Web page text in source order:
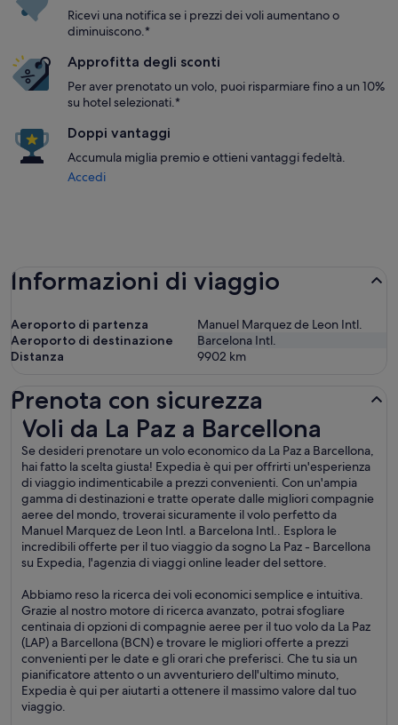
Ricevi una notifica se i prezzi dei voli aumentano o
diminuiscono.*
Approfitta degli sconti
Per aver prenotato un volo, puoi risparmiare fino a un 10%
su hotel selezionati.*
Doppi vantaggi
Accumula miglia premio e ottieni vantaggi fedeltà.
Accedi
Informazioni di viaggio
Aeroporto di partenza
Manuel Marquez de Leon Intl.
Aeroporto di destinazione
Barcelona Intl.
Distanza
9902 km
Prenota con sicurezza
Voli da La Paz a Barcellona
Se desideri prenotare un volo economico da La Paz a Barcellona,
hai fatto la scelta giusta! Expedia è qui per offrirti un'esperienza
di viaggio indimenticabile a prezzi convenienti. Con un'ampia
gamma di destinazioni e tratte operate dalle migliori compagnie
aeree del mondo, troverai sicuramente il volo perfetto da
Manuel Marquez de Leon Intl. a Barcelona Intl.. Esplora le
incredibili offerte per il tuo viaggio da sogno La Paz - Barcellona
su Expedia, l'agenzia di viaggi online leader del settore.
Abbiamo reso la ricerca dei voli economici semplice e intuitiva.
Grazie al nostro motore di ricerca avanzato, potrai sfogliare
centinaia di opzioni di compagnie aeree per il tuo volo da La Paz
(LAP) a Barcellona (BCN) e trovare le migliori offerte a prezzi
convenienti per le date e gli orari che preferisci. Che tu sia un
pianificatore attento o un avventuriero dell'ultimo minuto,
Expedia è qui per aiutarti a ottenere il massimo valore dal tuo
viaggio.
Voli da La Paz a Barcellona